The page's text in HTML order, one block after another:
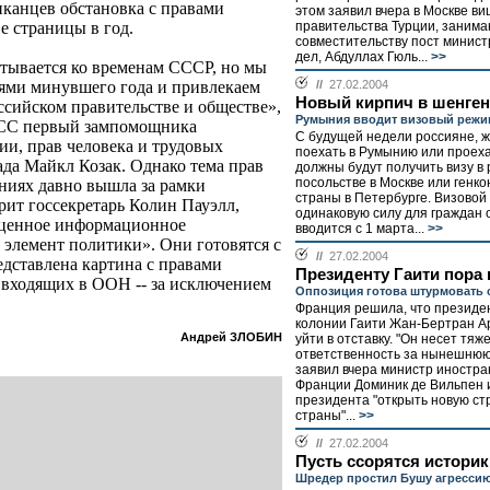
обстановка с правами
страницы в год.
ко временам СССР, но мы
минувшего года и привлекаем
правительстве и обществе»,
первый зампомощника
прав человека и трудовых
Майкл Козак. Однако тема прав
давно вышла за рамки
госсекретарь Колин Пауэлл,
информационное
политики». Они готовятся с
картина с правами
входящих в ООН -- за исключением
Андрей ЗЛОБИН
этом заявил вчера в Москве
правительства Турции,
совместительству пост
дел, Абдуллах Гюль... >>
// 27.02.2004
Новый кирпич в
Румыния вводит визовый
С будущей недели россияне,
поехать в Румынию или
должны будут получить визу в
посольстве в Москве или
страны в Петербурге.
одинаковую силу для граждан
вводится с 1 марта... >>
// 27.02.2004
Президенту Гаити пора
Оппозиция готова штурмовать
Франция решила, что
колонии Гаити Жан-Бертран
уйти в отставку. "Он несет
ответственность за
заявил вчера министр
Франции Доминик де Вильпен
президента "открыть новую
страны"... >>
// 27.02.2004
Пусть ссорятся
Шредер простил Бушу